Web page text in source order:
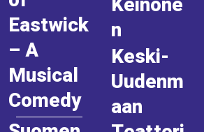
Eastwick
– A
Musical
Comedy
n
Keski-
Uudenm
aan